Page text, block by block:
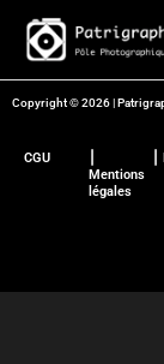
contenu
Copyright © 2026 |
CGU
Mentions
légales